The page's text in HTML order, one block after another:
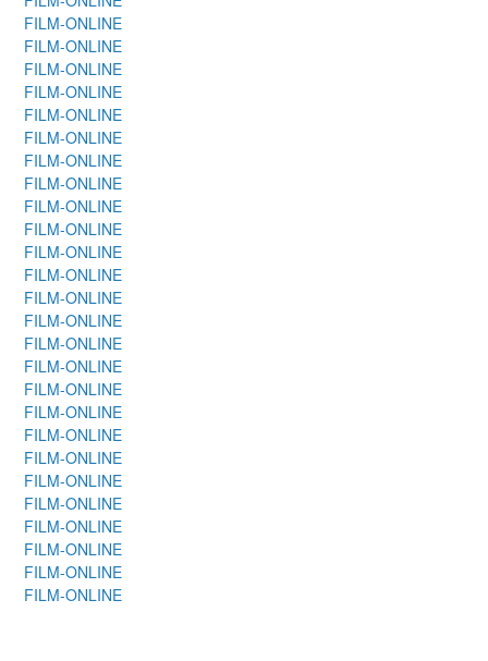
FILM-ONLINE
FILM-ONLINE
FILM-ONLINE
FILM-ONLINE
FILM-ONLINE
FILM-ONLINE
FILM-ONLINE
FILM-ONLINE
FILM-ONLINE
FILM-ONLINE
FILM-ONLINE
FILM-ONLINE
FILM-ONLINE
FILM-ONLINE
FILM-ONLINE
FILM-ONLINE
FILM-ONLINE
FILM-ONLINE
FILM-ONLINE
FILM-ONLINE
FILM-ONLINE
FILM-ONLINE
FILM-ONLINE
FILM-ONLINE
FILM-ONLINE
FILM-ONLINE